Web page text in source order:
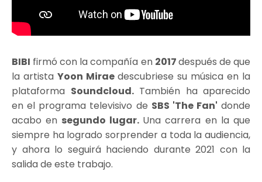
BIBI firmó con la compañía en 2017después de que
la artista Yoon Mirae descubriese su música en la
plataforma Soundcloud.También ha aparecido
en el programa televisivo de SBS 'The Fan' donde
acabo en segundo lugar. Una carrera en la que
siempre ha logrado sorprender a toda la audiencia,
y ahora lo seguirá haciendo durante 2021 con la
salida de este trabajo.